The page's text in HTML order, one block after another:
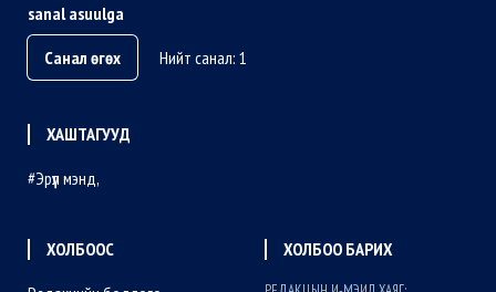
sanal asuulga
Санал өгөх
Нийт санал: 1
ХАШТАГУУД
Эрүүл мэнд
ХОЛБООС
ХОЛБОО БАРИХ